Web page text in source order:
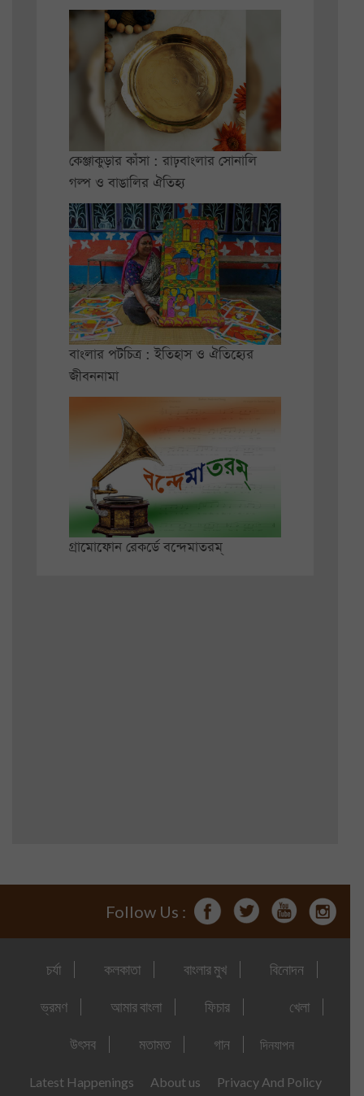
কেঞ্জাকুড়ার কাঁসা : রাঢ়বাংলার সোনালি
গল্প ও বাঙালির ঐতিহ্য
বাংলার পটচিত্র : ইতিহাস ও ঐতিহ্যের
জীবননামা
গ্রামোফোন রেকর্ডে বন্দেমাতরম্
Follow Us :
চর্যা কলকাতা বাংলার মুখ বিনোদন
ভ্রমণ আমার বাংলা ফিচার খেলা
উৎসব মতামত গান দিনযাপন
Latest Happenings About us Privacy And Policy